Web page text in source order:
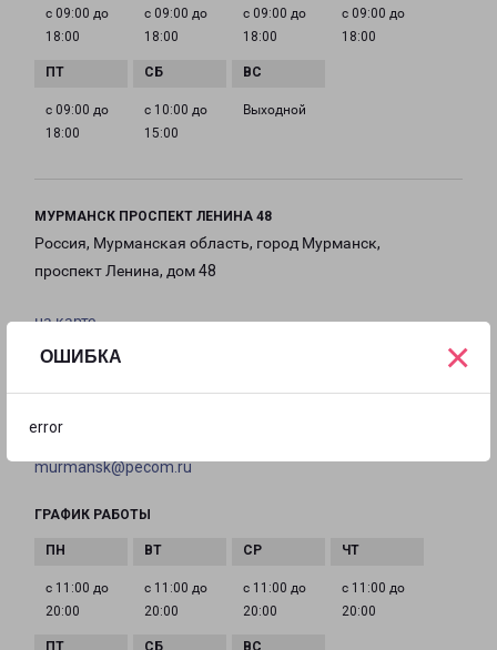
ОШИБКА
error
×
с 09:00 до
18:00
с 09:00 до
18:00
с 09:00 до
18:00
с 09:00 до
18:00
с 09:00 до
18:00
с 10:00 до
15:00
Выходной
МУРМАНСК ПРОСПЕКТ ЛЕНИНА 48
Россия, Мурманская область, город Мурманск,
проспект Ленина, дом 48
на карте
8(8152) 215-350
murmansk@pecom.ru
ГРАФИК РАБОТЫ
с 11:00 до
20:00
с 11:00 до
20:00
с 11:00 до
20:00
с 11:00 до
20:00